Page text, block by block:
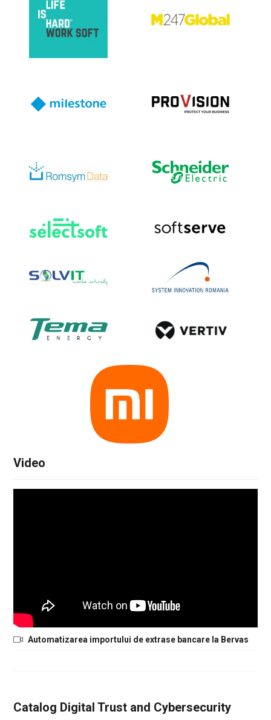
Video
Automatizarea importului de extrase bancare la Bervas
Catalog Digital Trust and Cybersecurity